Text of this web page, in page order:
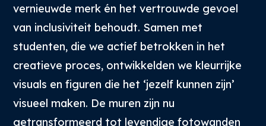
vernieuwde merk én het vertrouwde gevoel
van inclusiviteit behoudt. Samen met
studenten, die we actief betrokken in het
creatieve proces, ontwikkelden we kleurrijke
visuals en figuren die het ‘jezelf kunnen zijn’
visueel maken. De muren zijn nu
getransformeerd tot levendige fotowanden